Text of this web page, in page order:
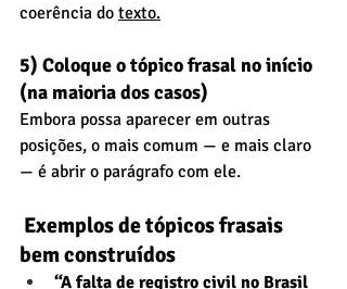
coerência do texto.
5) Coloque o tópico frasal no início
(na maioria dos casos)
Embora possa aparecer em outras
posições, o mais comum — e mais claro
— é abrir o parágrafo com ele.
bem construídos
“A falta de registro civil no Brasil